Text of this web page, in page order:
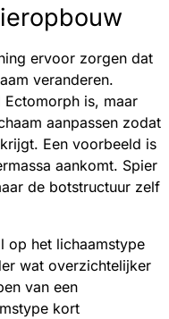
ervoor zorgen dat
veranderen.
is, maar
aanpassen zodat
Een voorbeeld is
aankomt. Spier
de botstructuur zelf
op het lichaamstype
wat overzichtelijker
van een
kort